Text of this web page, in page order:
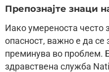
Препознајте знаци
Иако умереноста често
опасност, важно е да се
преминува во проблем.
здравствена служба